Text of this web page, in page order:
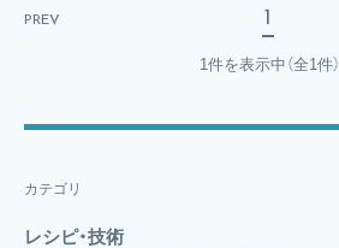
PREV 1
1件を表示中 （全1件）
カテゴリ
レシピ・技術